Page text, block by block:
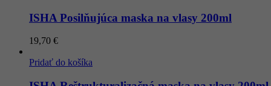
ISHA Posilňujúca maska ​​na vlasy 200ml
19,70 €
Pridať do košíka